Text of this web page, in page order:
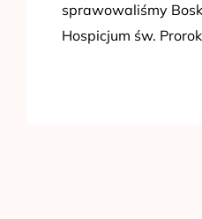
sprawowaliśmy
Hospicjum św.